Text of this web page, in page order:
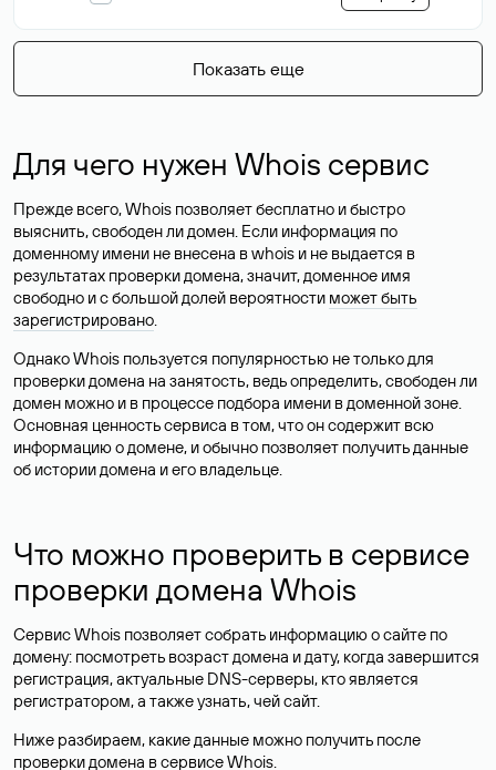
Показать еще
Для чего нужен Whois сервис
Прежде всего, Whois позволяет бесплатно и быстро
выяснить, свободен ли домен. Если информация по
доменному имени не внесена в whois и не выдается в
результатах проверки домена, значит, доменное имя
свободно и с большой долей вероятности может быть
зарегистрировано.
Однако Whois пользуется популярностью не только для
проверки домена на занятость, ведь определить, свободен ли
домен можно и в процессе подбора имени в доменной зоне.
Основная ценность сервиса в том, что он содержит всю
информацию о домене, и обычно позволяет получить данные
об истории домена и его владельце.
Что можно проверить в сервисе
проверки домена Whois
Сервис Whois позволяет собрать информацию о сайте по
домену: посмотреть возраст домена и дату, когда завершится
регистрация, актуальные DNS-серверы, кто является
регистратором, а также узнать, чей сайт.
Ниже разбираем, какие данные можно получить после
проверки домена в сервисе Whois.